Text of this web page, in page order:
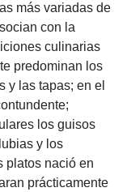
más variadas de
con la
culinarias
predominan los
y las tapas; en el
los guisos
y los
platos nació en
prácticamente